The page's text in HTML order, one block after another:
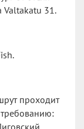
Valtakatu 31.
проходит